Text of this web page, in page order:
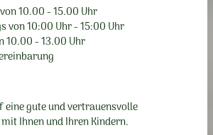
10.00 - 15.00 Uhr
von 10:00 Uhr - 15:00 Uhr
10.00 - 13.00 Uhr
eine gute und vertrauensvolle
Ihnen und Ihren Kindern.